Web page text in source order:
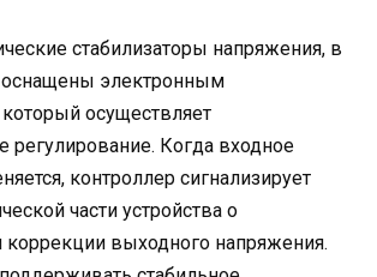
стабилизаторы напряжения, в
электронным
осуществляет
регулирование. Когда входное
контроллер сигнализирует
части устройства о
коррекции выходного напряжения.